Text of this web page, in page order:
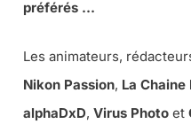
préférés …
Les animateurs,
Nikon Passion, La Chaine
alphaDxD, Virus Photo et